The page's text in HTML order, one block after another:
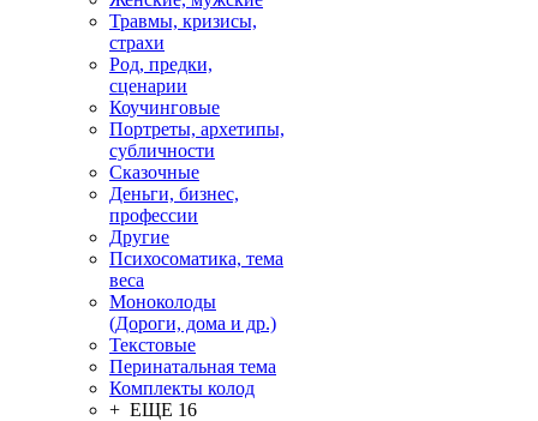
Травмы, кризисы,
страхи
Род, предки,
сценарии
Коучинговые
Портреты, архетипы,
субличности
Сказочные
Деньги, бизнес,
профессии
Другие
Психосоматика, тема
веса
Моноколоды
(Дороги, дома и др.)
Текстовые
Перинатальная тема
Комплекты колод
+ ЕЩЕ 16